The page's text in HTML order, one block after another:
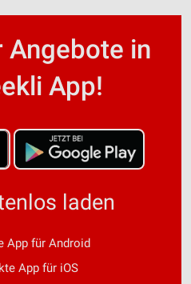
Angebote in
App!
laden
App für Android
App für iOS